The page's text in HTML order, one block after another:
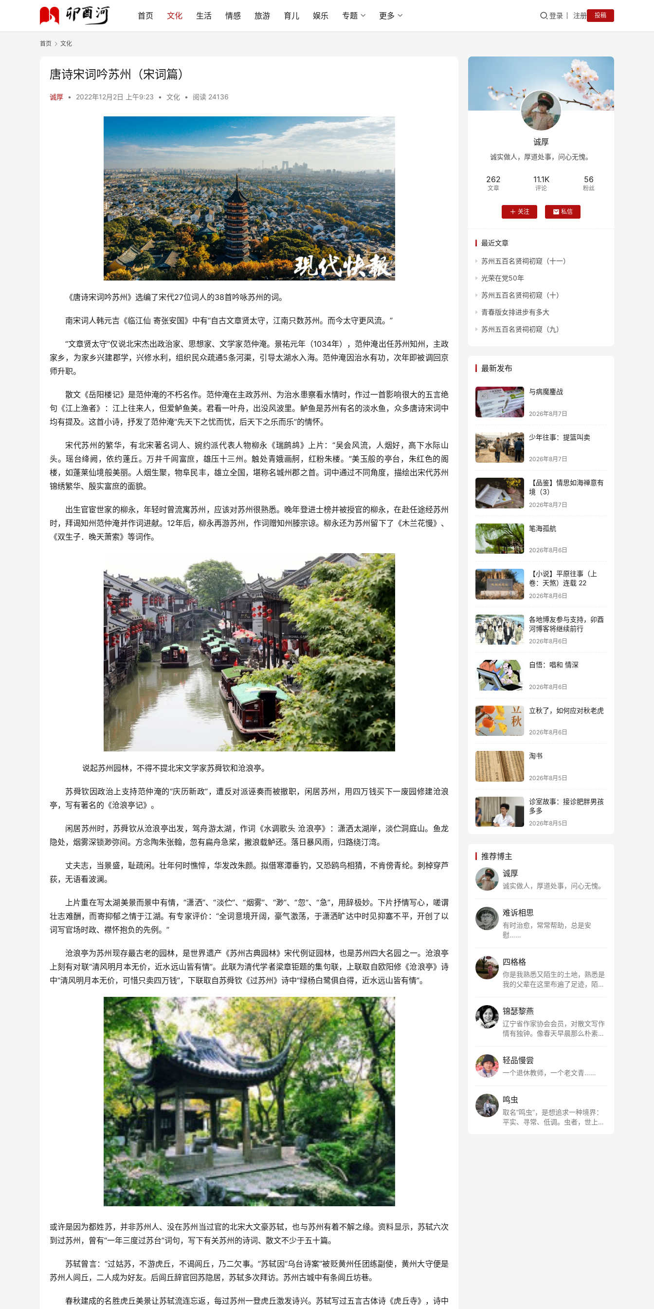
首页 文化 生活 情感 旅游 育儿 娱乐 专题 更多 登录 注册 投稿
首页 文化
唐诗宋词吟苏州（宋词篇）
诚厚 • 2022年12月2日 上午9:23 • 文化 • 阅读 24136
《唐诗宋词吟苏州》选编了宋代27位词人的38首吟咏苏州的词。
南宋词人韩元吉《临江仙 寄张安国》中有“自古文章贤太守，江南只数苏州。而今太守更风流。”
“文章贤太守”仅说北宋杰出政治家、思想家、文学家范仲淹。景祐元年（1034年），范仲淹出任苏州知州，主政
家乡，为家乡兴建郡学，兴修水利，组织民众疏通5条河渠，引导太湖水入海。范仲淹因治水有功，次年即被调回京
师升职。
散文《岳阳楼记》是范仲淹的不朽名作。范仲淹在主政苏州、为治水患察看水情时，作过一首影响很大的五言绝
句《江上渔者》：江上往来人，但爱鲈鱼美。君看一叶舟，出没风波里。鲈鱼是苏州有名的淡水鱼，众多唐诗宋词中
均有提及。这首小诗，抒发了范仲淹“先天下之忧而忧，后天下之乐而乐”的情怀。
宋代苏州的繁华，有北宋著名词人、婉约派代表人物柳永《瑞鹧鸪》上片：“吴会风流，人烟好，高下水际山
头。瑶台绛阙，依约蓬丘。万井千闾富庶，雄压十三州。触处青娥画舸，红粉朱楼。”美玉般的亭台，朱红色的阁
楼，如蓬莱仙境般美丽。人烟生聚，物阜民丰，雄立全国，堪称名城州郡之首。词中通过不同角度，描绘出宋代苏州
锦绣繁华、殷实富庶的面貌。
出生官宦世家的柳永，年轻时曾流寓苏州，应该对苏州很熟悉。晚年登进士榜并被授官的柳永，在赴任途经苏州
时，拜谒知州范仲淹并作词进献。12年后，柳永再游苏州，作词赠知州滕宗谅。柳永还为苏州留下了《木兰花慢》、
《双生子．晚天萧索》等词作。
说起苏州园林，不得不提北宋文学家苏舜钦和沧浪亭。
苏舜钦因政治上支持范仲淹的“庆历新政”，遭反对派诬奏而被撤职，闲居苏州，用四万钱买下一废园修建沧浪
亭，写有著名的《沧浪亭记》。
闲居苏州时，苏舜钦从沧浪亭出发，驾舟游太湖，作词《水调歌头 沧浪亭》：潇洒太湖岸，淡伫洞庭山。鱼龙
隐处，烟雾深锁渺弥间。方念陶朱张翰，忽有扁舟急桨，撇浪载鲈还。落日暴风雨，归路绕汀湾。
丈夫志，当景盛，耻疏闲。壮年何时憔悴，华发改朱颜。拟借寒潭垂钓，又恐鸥鸟相猜，不肯傍青纶。刺棹穿芦
荻，无语看波澜。
上片重在写太湖美景而景中有情，“潇洒”、“淡伫”、“烟雾”、“渺”、“忽”、“急”，用辞极妙。下片抒情写心，嗟谓
壮志难酬，而寄抑郁之情于江湖。有专家评价：“全词意境开阔，豪气激荡，于潇洒旷达中时见抑塞不平，开创了以
词写官场时政、襟怀抱负的先例。”
沧浪亭为苏州现存最古老的园林，是世界遗产《苏州古典园林》宋代例证园林，也是苏州四大名园之一。沧浪亭
上刻有对联“清风明月本无价，近水远山皆有情”。此联为清代学者梁章钜题的集句联，上联取自欧阳修《沧浪亭》诗
中“清风明月本无价，可惜只卖四万钱”，下联取自苏舜钦《过苏州》诗中“绿杨白鹭俱自得，近水远山皆有情”。
或许是因为都姓苏，并非苏州人、没在苏州当过官的北宋大文豪苏轼，也与苏州有着不解之缘。资料显示，苏轼六次
到过苏州，曾有“一年三度过苏台”词句，写下有关苏州的诗词、散文不少于五十篇。
苏轼曾言：“过姑苏，不游虎丘，不谒闾丘，乃二欠事。”苏轼因“乌台诗案”被贬黄州任团练副使，黄州大守便是
苏州人闾丘，二人成为好友。后闾丘辞官回苏隐居，苏轼多次拜访。苏州古城中有条闾丘坊巷。
春秋建成的名胜虎丘美景让苏轼流连忘返，每过苏州一登虎丘激发诗兴。苏轼写过五言古体诗《虎丘寺》，诗中
诚厚
诚实做人，厚道处事，问心无愧。
262
文章
11.1K
评论
56
粉丝
关注 私信
最近文章
苏州五百名贤祠初窥（十一）
光荣在党50年
苏州五百名贤祠初窥（十）
青春版女排进步有多大
苏州五百名贤祠初窥（九）
最新发布
与病魔鏖战
2026年8月7日
少年往事：提篮叫卖
2026年8月7日
【品鉴】情思如海禅意有
境（3）
2026年8月7日
笔海孤航
2026年8月6日
【小说】平原往事（上
卷：天煞）连载 22
2026年8月6日
各地博友参与支持，卯酉
河博客将继续前行
2026年8月6日
自悟：唱和 情深
2026年8月6日
立秋了，如何应对秋老虎
2026年8月6日
淘书
2026年8月5日
诊室故事：接诊肥胖男孩
多多
2026年8月5日
推荐博主
诚厚
诚实做人，厚道处事，问心无愧。
难诉相思
有时治愈，常常帮助，总是安
慰……
四格格
你是我熟悉又陌生的土地，熟悉是
我的父辈在这里布遍了足迹，陌生
根所在，我用文字慢慢认识你、慢
慢熟悉你。
锦瑟黎燕
辽宁省作家协会会员，对散文写作
情有独钟。像春天早晨那么朴素，
轻品慢尝
一个退休教师，一个老文青……
鸣虫
取名“鸣虫”，是想追求一种境界：
平实、寻常、低调。虫者，世上最